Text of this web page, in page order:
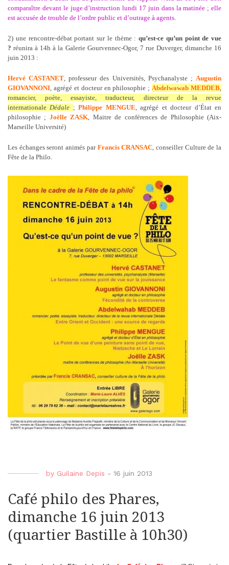
comparaître devant le juge d’instruction lundi 17 juin dans la matinée ; elle
est accusée de trouble de l’ordre public et d’outrage à agents.
2) une rencontre-débat portant sur le thème : qu’est-ce qu’un point de vue
? réunira à 14h à la Galerie Gourvennec-Ogor, 7 rue Duverger, dimanche 16
juin 2013 :
Hervé CASTANET, professeur des Universités, Psychanalyste ;Augustin
GIOVANNONI, agrégé et docteur en philosophie ;Abdelwawab MEDDEB,
romancier, poète, essayiste, traducteur, directeur de la revue
internationaleDédale ;Philippe MENGUE, agrégé et docteur d’État en
philosophie ; Joëlle ZASK, Maitre de conférences de Philosophie (Aix-
Marseille Université)
Les échanges seront animés par Francis CRANSAC, conseiller Culture de la
Fête de la Philo.
by Guilaine Depis - 16 juin 2013
Café philo des Phares,
dimanche 16 juin 2013
(quartier Bastille à 10h30)